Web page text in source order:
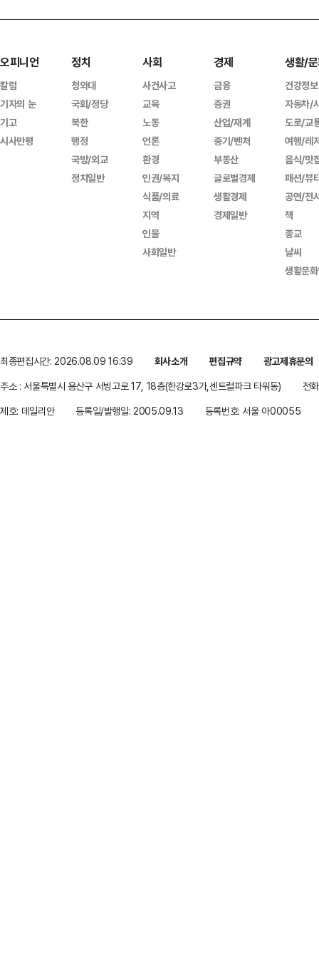
오피니언
칼럼
기자의 눈
기고
시사만평
정치
청와대
국회/정당
북한
행정
국방/외교
정치일반
사회
사건사고
교육
노동
언론
환경
인권/복지
식품/의료
지역
인물
사회일반
경제
금융
증권
산업/재계
중기/벤처
부동산
글로벌경제
생활경제
경제일반
생활/
건강정보
자동차/
도로/교
여행/레
음식/맛
패션/뷰
공연/전
책
종교
날씨
생활문
최종편집시간: 2026.08.09 16:39 회사소개 편집규약
광고제휴문의
주소 : 서울특별시 용산구 서빙고로 17, 18층(한강로3가,센트럴파크 타워동)
전
제호: 데일리안
등록일/발행일: 2005.09.13 등록번호: 서울 아00055